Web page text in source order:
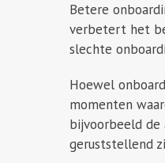
Betere
verbetert het
slechte
Hoewel
momenten
bijvoorbeeld de
geruststellend